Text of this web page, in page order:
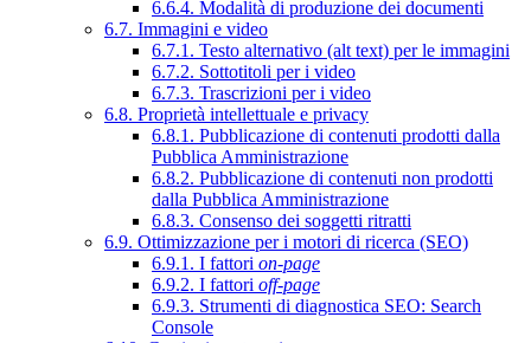
6.6.4. Modalità di produzione dei documenti
6.7. Immagini e video
6.7.1. Testo alternativo (alt text) per le immagini
6.7.2. Sottotitoli per i video
6.7.3. Trascrizioni per i video
6.8. Proprietà intellettuale e privacy
6.8.1. Pubblicazione di contenuti prodotti dalla
Pubblica Amministrazione
6.8.2. Pubblicazione di contenuti non prodotti
dalla Pubblica Amministrazione
6.8.3. Consenso dei soggetti ritratti
6.9. Ottimizzazione per i motori di ricerca (SEO)
6.9.1. I fattori on-page
6.9.2. I fattori off-page
6.9.3. Strumenti di diagnostica SEO: Search
Console